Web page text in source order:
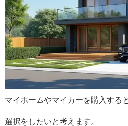
マイホームやマイカーを購入する
選択をしたいと考えます。